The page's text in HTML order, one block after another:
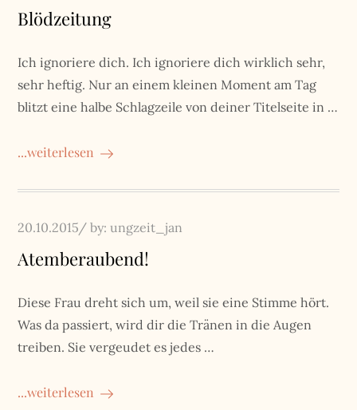
on
Blödzeitung
Ich ignoriere dich. Ich ignoriere dich wirklich sehr,
sehr heftig. Nur an einem kleinen Moment am Tag
blitzt eine halbe Schlagzeile von deiner Titelseite in …
...weiterlesen
Posted
on
20.10.2015 by:ungzeit_jan
Atemberaubend!
Diese Frau dreht sich um, weil sie eine Stimme hört.
Was da passiert, wird dir die Tränen in die Augen
treiben. Sie vergeudet es jedes …
...weiterlesen